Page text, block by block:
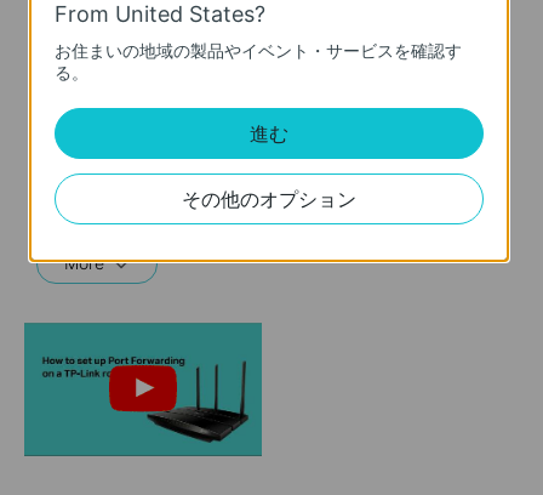
What should I do if I
cannot access the
internet? - Using a
cable modem and a
TP-Link router
If you can’t access the internet using a cable modem and TP-Link router, follow this video step by step to solve your problem.
More
From United States?
お住まいの地域の製品やイベント・サービスを確認す
る。
進む
その他のオプション